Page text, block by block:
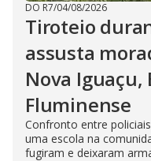
DO R7/04/08/2026
Tiroteio
assusta
Nova Iguaçu,
Fluminense
Confronto entre
uma escola na
fugiram e deixaram